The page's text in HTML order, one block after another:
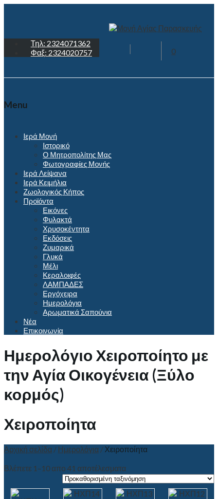
Τηλ: 2324071362
Φαξ: 2324020757
0
Menu
Ιερά Μονή
Ιστορικό
Ο Μητροπολίτης Μας
Φωτογραφίες Μονής
Ιερά Λείψανα
Ιερά Κειμήλια
Ζωολογικός Κήπος
Προϊόντα
Εικόνες
Φυλακτά
Χρυσοκέντητα
Εκδόσεις
Ζυμαρικά
Γλυκά
Μέλι
Κεραλοιφές
ΛΑΜΠΑΔΕΣ
Εργόχειρα
Ημερολόγια
Αρωματικά Σαπούνια
Νέα
Επικοινωνία
Ημερολόγιο Χειροποίητο με
την Αγία Οικογένεια (Ξύλο
κορμός)
Χειροποίητα
Αρχική σελίδα / Ημερολόγια / Χειροποίητα
Βλέπετε 1–10 απο 41 αποτέλεσματα